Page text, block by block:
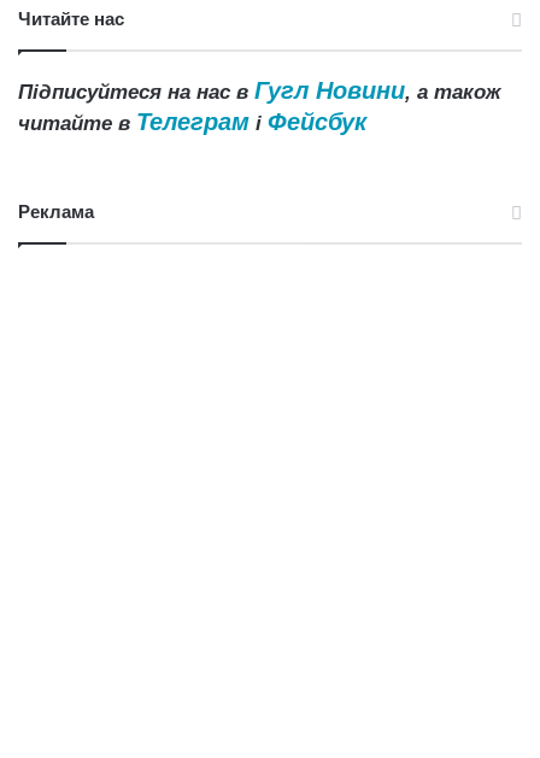
Читайте нас
Підписуйтеся на нас в Гугл Новини, а також
читайте в Телеграм і Фейсбук
Реклама